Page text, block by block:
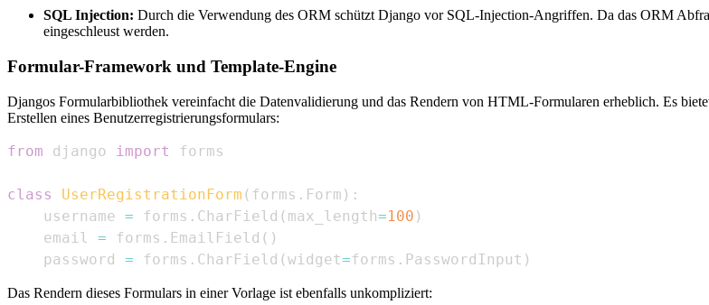
SQL Injection: Durch die Verwendung des ORM schützt Django vor SQL-Injection-Angriffen. Da das ORM
eingeschleust werden.
Formular-Framework und Template-Engine
Djangos Formularbibliothek vereinfacht die Datenvalidierung und das Rendern von HTML-Formularen erheblich. Es
Erstellen eines Benutzerregistrierungsformulars:
from django import
class UserRegistrationForm ( forms . Form ) :
    username
= forms . CharField ( max_length=100 )
    email
= forms . EmailField ( )
    password
= forms . CharField (widget=forms . PasswordInput )
Das Rendern dieses Formulars in einer Vorlage ist ebenfalls unkompliziert: